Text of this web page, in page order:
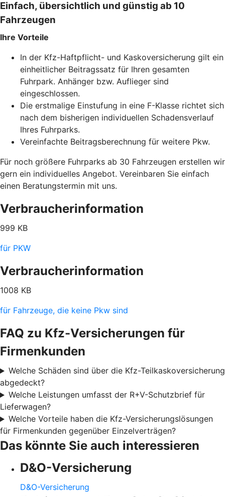
Einfach, übersichtlich und günstig ab 10
Fahrzeugen
Ihre Vorteile
In der Kfz-Haftpflicht- und Kaskoversicherung gilt ein
einheitlicher Beitragssatz für Ihren gesamten
Fuhrpark. Anhänger bzw. Auflieger sind
eingeschlossen.
Die erstmalige Einstufung in eine F-Klasse richtet sich
nach dem bisherigen individuellen Schadensverlauf
Ihres Fuhrparks.
Vereinfachte Beitragsberechnung für weitere Pkw.
Für noch größere Fuhrparks ab 30 Fahrzeugen erstellen wir
gern ein individuelles Angebot. Vereinbaren Sie einfach
einen Beratungstermin mit uns.
Verbraucherinformation
999 KB
für PKW
Verbraucherinformation
1008 KB
für Fahrzeuge, die keine Pkw sind
FAQ zu Kfz-Versicherungen für
Firmenkunden
Welche Schäden sind über die Kfz-Teilkaskoversicherung
abgedeckt?
Welche Leistungen umfasst der R+V-Schutzbrief für
Lieferwagen?
Welche Vorteile haben die Kfz-Versicherungslösungen
für Firmenkunden gegenüber Einzelverträgen?
Das könnte Sie auch interessieren
D&O-Versicherung
D&O-Versicherung